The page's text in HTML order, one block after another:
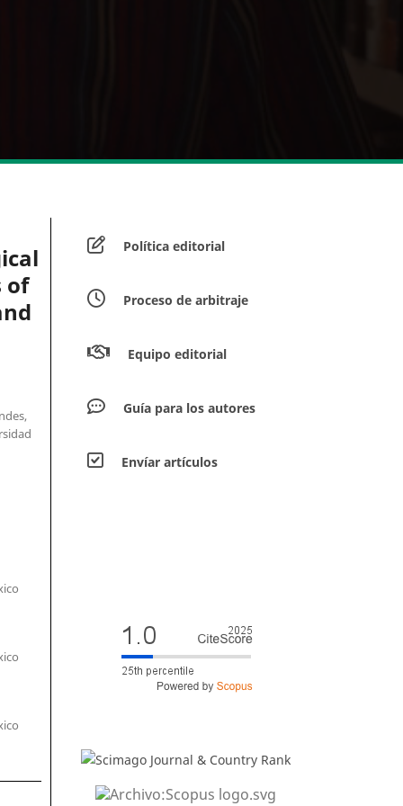
of
Política editorial
Proceso de arbitraje
Equipo editorial
Guía para los autores
Envíar artículos